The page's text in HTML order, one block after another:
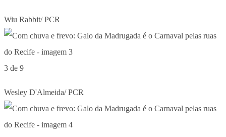
Wiu Rabbit/ PCR
3 de 9
Wesley D'Almeida/ PCR